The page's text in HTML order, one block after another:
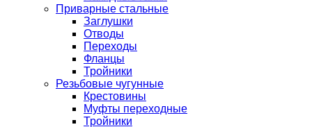
Приварные стальные
Заглушки
Отводы
Переходы
Фланцы
Тройники
Резьбовые чугунные
Крестовины
Муфты переходные
Тройники